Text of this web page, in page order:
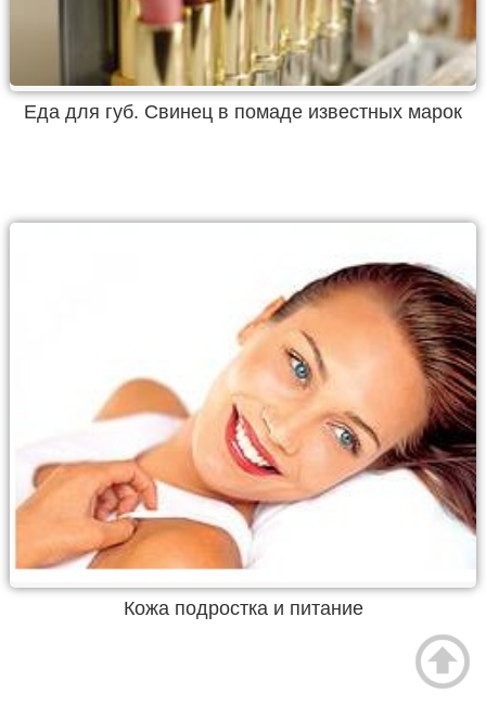
Еда для губ. Свинец в помаде известных марок
Кожа подростка и питание